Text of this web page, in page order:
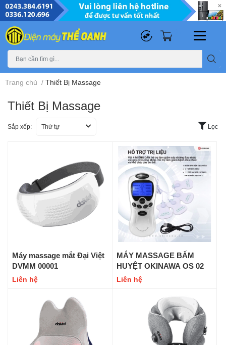
Trang chủ / Thiết Bị Massage
Thiết Bị Massage
Sắp xếp: Thứ tự Lọc
Máy massage mắt Đại Việt
DVMM 00001
Liên hệ
MÁY MASSAGE BẤM
HUYỆT OKINAWA OS 02
Liên hệ